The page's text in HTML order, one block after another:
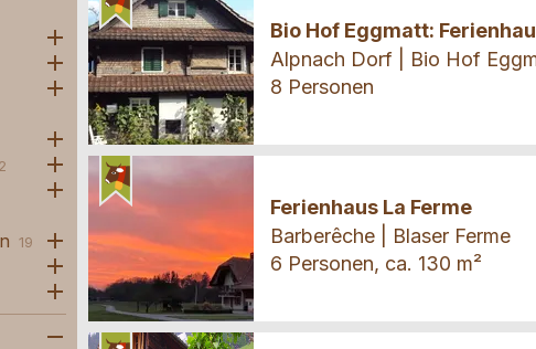
Öffne Subkategorien
Öffne Subkategorien
Öffne Subkategorien
Öffne Subkategorien
Öffne Subkategorien
Öffne Subkategorien
Öffne Subkategorien
Öffne Subkategorien
Öffne Subkategorien
Bio Hof Eggmatt:
Alpnach Dorf | Bio Hof
8 Personen
Ferienhaus La Ferme
Barberêche | Blaser Ferme
6 Personen, ca. 130 m²